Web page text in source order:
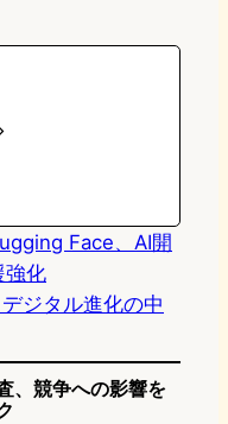
e
k
e
Face、AI開
強化
ジタル進化の中
、競争への影響を